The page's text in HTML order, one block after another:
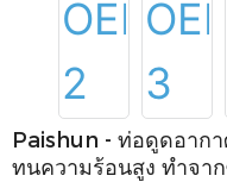
Paishun - ท่อดูดอาก
ทนความร้อนสูง ทำจา